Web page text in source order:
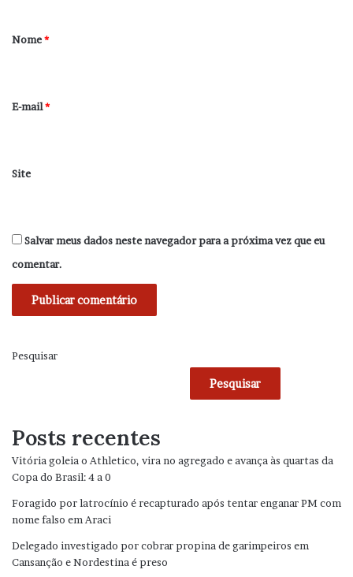
r
*
Nome*
E-mail*
Site
Salvar meus dados neste navegador para a próxima vez que eu
comentar.
Pesquisar
Pesquisar
Posts recentes
Vitória goleia o Athletico, vira no agregado e avança às quartas da
Copa do Brasil: 4 a 0
Foragido por latrocínio é recapturado após tentar enganar PM com
nome falso em Araci
Delegado investigado por cobrar propina de garimpeiros em
Cansanção e Nordestina é preso